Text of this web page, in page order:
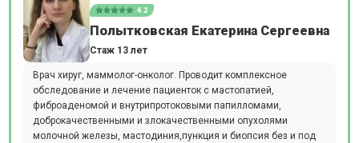
4.2
Полытковская Екатерина Сергеевна
Стаж 13 лет
Врач хируг, маммолог-онколог. Проводит комплексное
обследование и лечение пациенток с мастопатией,
фиброаденомой и внутрипротоковыми папилломами,
доброкачественными и злокачественными опухолями
молочной железы, мастодиния,пункция и биопсия без и под